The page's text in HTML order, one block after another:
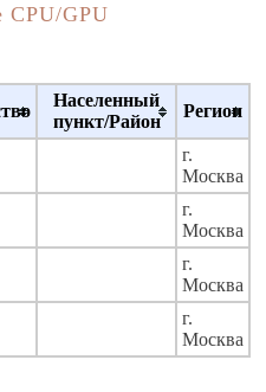
CPU/GPU
Населенный
пункт/Район
Регион
г.
Москва
г.
Москва
г.
Москва
г.
Москва